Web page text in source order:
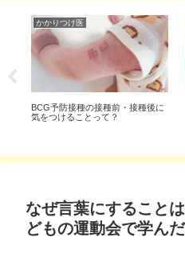
かかりつけ医
BCG予防接種の接種前・接種後に
気をつけることって？
なぜ言葉にすること
どもの運動会で学ん